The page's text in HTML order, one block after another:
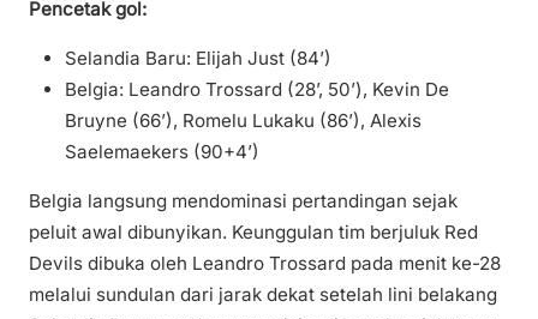
Pencetak gol:
Selandia Baru: Elijah Just (84’)
Belgia: Leandro Trossard (28’, 50’), Kevin De
Bruyne (66’), Romelu Lukaku (86’), Alexis
Saelemaekers (90+4’)
Belgia langsung mendominasi pertandingan sejak
peluit awal dibunyikan. Keunggulan tim berjuluk Red
Devils dibuka oleh Leandro Trossard pada menit ke-28
melalui sundulan dari jarak dekat setelah lini belakang